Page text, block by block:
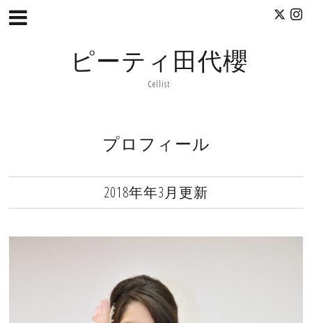
ピーティ田代櫻
Cellist
プロフィール
2018年年3月更新